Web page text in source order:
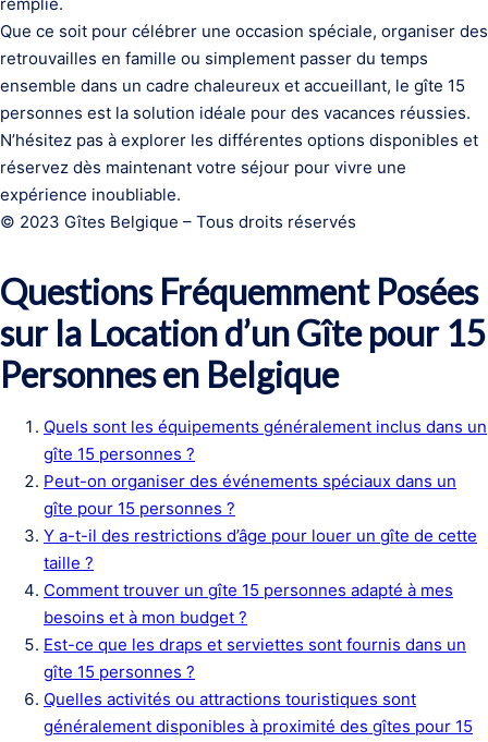
Que ce soit pour célébrer une occasion spéciale, organiser des
retrouvailles en famille ou simplement passer du temps
ensemble dans un cadre chaleureux et accueillant, le gîte 15
personnes est la solution idéale pour des vacances réussies.
N’hésitez pas à explorer les différentes options disponibles et
réservez dès maintenant votre séjour pour vivre une
expérience inoubliable.
© 2023 Gîtes Belgique – Tous droits réservés
Questions Fréquemment Posées
sur la Location d’un Gîte pour 15
Personnes en Belgique
Quels sont les équipements généralement inclus dans un
gîte 15 personnes ?
Peut-on organiser des événements spéciaux dans un
gîte pour 15 personnes ?
Y a-t-il des restrictions d’âge pour louer un gîte de cette
taille ?
Comment trouver un gîte 15 personnes adapté à mes
besoins et à mon budget ?
Est-ce que les draps et serviettes sont fournis dans un
gîte 15 personnes ?
Quelles activités ou attractions touristiques sont
généralement disponibles à proximité des gîtes pour 15